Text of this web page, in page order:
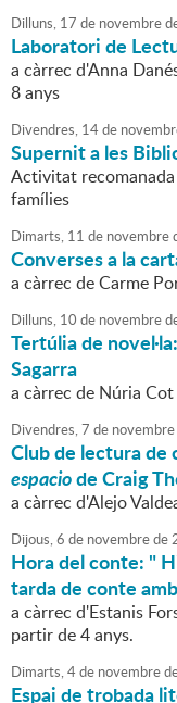
Dilluns, 17 de novembre
Laboratori de
a càrrec d'Anna
8 anys
Divendres, 14de
Supernit a les
Activitat recomanada
famílies
Dimarts, 11 de novembre
Converses a la
a càrrec de Carme
Dilluns, 10 de novembre
Tertúlia de novel·la:
Sagarra
a càrrec de Núria Cot
Divendres,7 de novembre
Club de lectura
espaciode Craig
a càrrec d'Alejo
Dijous,6 de novembrede
Hora del conte: "
tarda de conte
a càrrec d'Estanis
partir de 4 anys.
Dimarts,4de novembre
Espai de trobada